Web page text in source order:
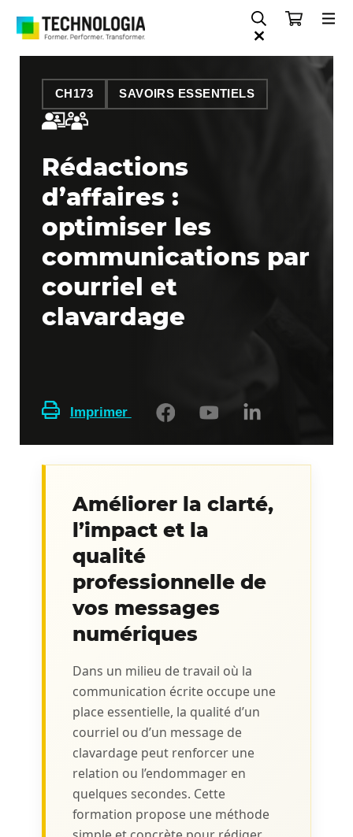
CH173 SAVOIRS ESSENTIELS
Rédactions
d’affaires :
optimiser les
communications par
courriel et
clavardage
Imprimer
Améliorer la clarté,
l’impact et la
qualité
professionnelle de
vos messages
numériques
Dans un milieu de travail où la
communication écrite occupe une
place essentielle, la qualité d’un
courriel ou d’un message de
clavardage peut renforcer une
relation ou l’endommager en
quelques secondes. Cette
formation propose une méthode